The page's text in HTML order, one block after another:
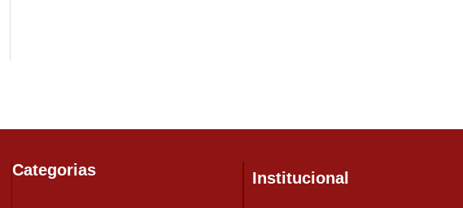
Categorias Institucional